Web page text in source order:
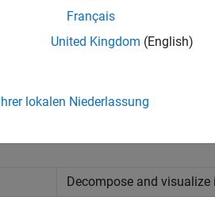
Decompose and visualize
Français
United Kingdom (English)
lokalen Niederlassung